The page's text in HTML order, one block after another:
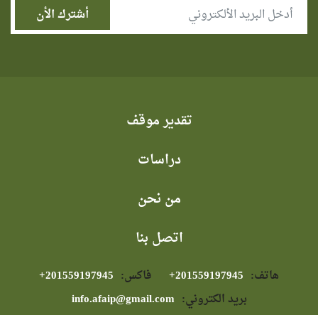
تقدير موقف
دراسات
من نحن
اتصل بنا
هاتف: فاكس:
بريد الكتروني: info.afaip@gmail.com